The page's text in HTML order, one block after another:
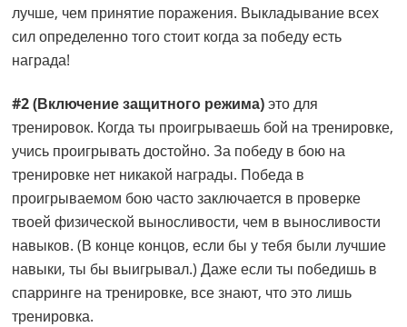
лучше, чем принятие поражения. Выкладывание всех
сил определенно того стоит когда за победу есть
награда!
#2 (Включение защитного режима)это для
тренировок. Когда ты проигрываешь бой на тренировке,
учись проигрывать достойно. За победу в бою на
тренировке нет никакой награды. Победа в
проигрываемом бою часто заключается в проверке
твоей физической выносливости, чем в выносливости
навыков. (В конце концов, если бы у тебя были лучшие
навыки, ты бы выигрывал.) Даже если ты победишь в
спарринге на тренировке, все знают, что это лишь
тренировка.